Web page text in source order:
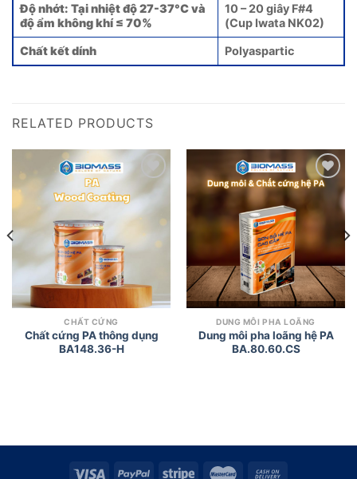
Độ nhớt: Tại nhiệt độ 27-37°C và
độ ẩm không khí ≤ 70%
10 – 20 giây F#4
(Cup Iwata NK02)
Chất kết dính Polyaspartic
RELATED PRODUCTS
Add to
wishlist
CHẤT CỨNG
Chất cứng PA thông dụng
BA148.36-H
Add to
DUNG MÔI PHA LOÃNG
Dung môi pha loãng hệ PA
BA.80.60.CS